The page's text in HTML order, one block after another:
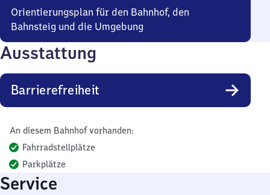
Orientierungsplan für den Bahnhof, den
Bahnsteig und die Umgebung
Ausstattung
Barrierefreiheit
An diesem Bahnhof vorhanden:
Fahrradstellplätze
Parkplätze
Service